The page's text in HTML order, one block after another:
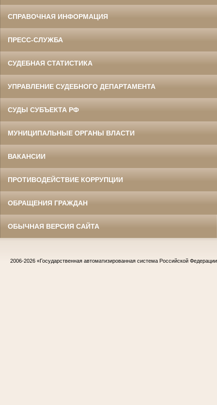
СПРАВОЧНАЯ ИНФОРМАЦИЯ
ПРЕСС-СЛУЖБА
СУДЕБНАЯ СТАТИСТИКА
УПРАВЛЕНИЕ СУДЕБНОГО ДЕПАРТАМЕНТА
СУДЫ СУБЪЕКТА РФ
МУНИЦИПАЛЬНЫЕ ОРГАНЫ ВЛАСТИ
ВАКАНСИИ
ПРОТИВОДЕЙСТВИЕ КОРРУПЦИИ
ОБРАЩЕНИЯ ГРАЖДАН
ОБЫЧНАЯ ВЕРСИЯ САЙТА
2006-2026 «Государственная автоматизированная система Российской